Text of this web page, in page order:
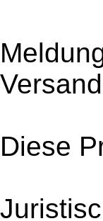
Diese